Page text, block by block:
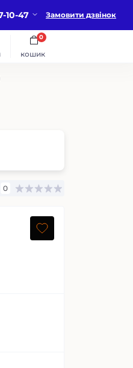
10-47 Замовити дзвінок
кошик
0
0